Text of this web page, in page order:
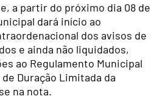
a partir do próximo dia 08 de
dará início ao
dos avisos de
e ainda não liquidados,
ao Regulamento Municipal
Duração Limitada da
na nota.